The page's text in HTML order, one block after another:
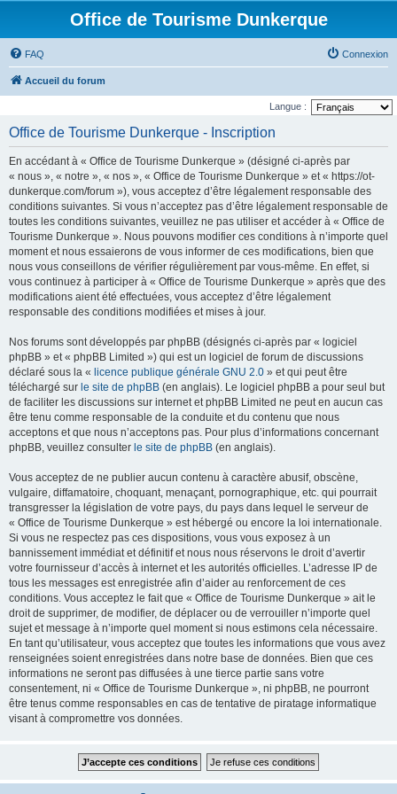
Office de Tourisme Dunkerque
FAQ Connexion
Accueil du forum
Langue :
Office de Tourisme Dunkerque - Inscription
En accédant à « Office de Tourisme Dunkerque » (désigné ci-après par
« nous », « notre », « nos », « Office de Tourisme Dunkerque » et « https://ot-
dunkerque.com/forum »), vous acceptez d’être légalement responsable des
conditions suivantes. Si vous n’acceptez pas d’être légalement responsable de
toutes les conditions suivantes, veuillez ne pas utiliser et accéder à « Office de
Tourisme Dunkerque ». Nous pouvons modifier ces conditions à n’importe quel
moment et nous essaierons de vous informer de ces modifications, bien que
nous vous conseillons de vérifier régulièrement par vous-même. En effet, si
vous continuez à participer à « Office de Tourisme Dunkerque » après que des
modifications aient été effectuées, vous acceptez d’être légalement
responsable des conditions modifiées et mises à jour.
Nos forums sont développés par phpBB (désignés ci-après par « logiciel
phpBB » et « phpBB Limited ») qui est un logiciel de forum de discussions
déclaré sous la « licence publique générale GNU 2.0 » et qui peut être
téléchargé sur le site de phpBB (en anglais). Le logiciel phpBB a pour seul but
de faciliter les discussions sur internet et phpBB Limited ne peut en aucun cas
être tenu comme responsable de la conduite et du contenu que nous
acceptons et que nous n’acceptons pas. Pour plus d’informations concernant
phpBB, veuillez consulter le site de phpBB (en anglais).
Vous acceptez de ne publier aucun contenu à caractère abusif, obscène,
vulgaire, diffamatoire, choquant, menaçant, pornographique, etc. qui pourrait
transgresser la législation de votre pays, du pays dans lequel le serveur de
« Office de Tourisme Dunkerque » est hébergé ou encore la loi internationale.
Si vous ne respectez pas ces dispositions, vous vous exposez à un
bannissement immédiat et définitif et nous nous réservons le droit d’avertir
votre fournisseur d’accès à internet et les autorités officielles. L’adresse IP de
tous les messages est enregistrée afin d’aider au renforcement de ces
conditions. Vous acceptez le fait que « Office de Tourisme Dunkerque » ait le
droit de supprimer, de modifier, de déplacer ou de verrouiller n’importe quel
sujet et message à n’importe quel moment si nous estimons cela nécessaire.
En tant qu’utilisateur, vous acceptez que toutes les informations que vous avez
renseignées soient enregistrées dans notre base de données. Bien que ces
informations ne seront pas diffusées à une tierce partie sans votre
consentement, ni « Office de Tourisme Dunkerque », ni phpBB, ne pourront
être tenus comme responsables en cas de tentative de piratage informatique
visant à compromettre vos données.